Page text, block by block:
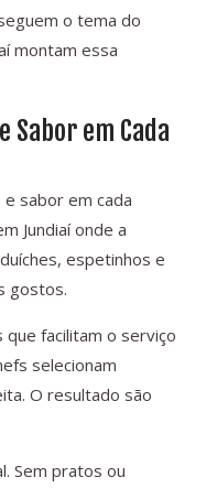
o tema do
montam essa
Sabor em Cada
sabor em cada
Jundiaí onde a
espetinhos e
gostos.
facilitam o serviço
selecionam
O resultado são
Sem pratos ou